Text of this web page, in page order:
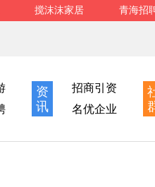
搅沫沫家居 青海招
资
讯
招商引资
名优企业